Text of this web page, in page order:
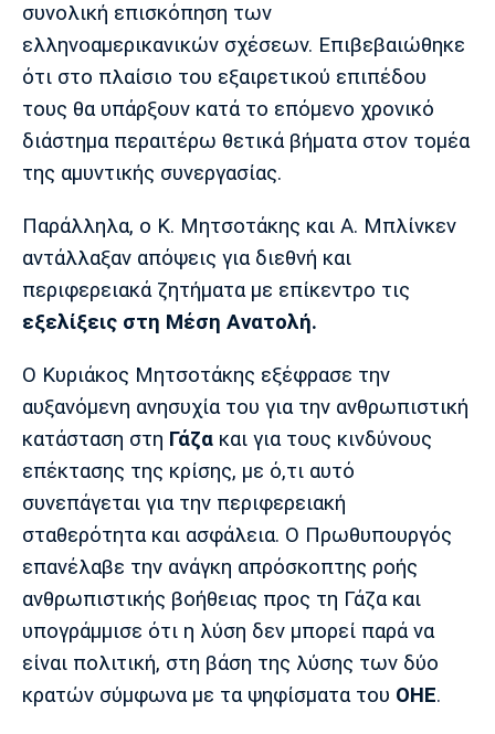
Γιουνάιτεντ
Τσέλσι
Λίβερπουλ
Μάντσεστερ
Σίτι
Ίντερ Μίλαν Μπάγερν
Μπορούσια
Ντόρτμουντ
Παρί Σεν
Ζερμέν
Μαρσέιγ
Μονακό
Αστέρας
Πόρτο Μπενφίκα
συνολική επισκόπηση των
ελληνοαμερικανικών σχέσεων. Επιβεβαιώθηκε
ότι στο πλαίσιο του εξαιρετικού επιπέδου
τους θα υπάρξουν κατά το επόμενο χρονικό
διάστημα περαιτέρω θετικά βήματα στον τομέα
της αμυντικής συνεργασίας.
Παράλληλα, ο Κ. Μητσοτάκης και Α. Μπλίνκεν
αντάλλαξαν απόψεις για διεθνή και
περιφερειακά ζητήματα με επίκεντρο τις
εξελίξεις στη Μέση Ανατολή.
Ο Κυριάκος Μητσοτάκης εξέφρασε την
αυξανόμενη ανησυχία του για την ανθρωπιστική
κατάσταση στη Γάζα και για τους κινδύνους
επέκτασης της κρίσης, με ό,τι αυτό
συνεπάγεται για την περιφερειακή
σταθερότητα και ασφάλεια. Ο Πρωθυπουργός
επανέλαβε την ανάγκη απρόσκοπτης ροής
ανθρωπιστικής βοήθειας προς τη Γάζα και
υπογράμμισε ότι η λύση δεν μπορεί παρά να
είναι πολιτική, στη βάση της λύσης των δύο
κρατών σύμφωνα με τα ψηφίσματα του ΟΗΕ.